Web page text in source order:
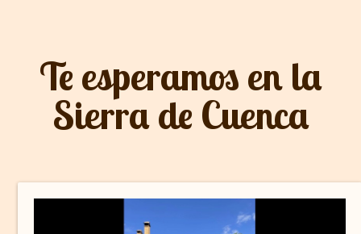
Te esperamos en la
Sierra de Cuenca